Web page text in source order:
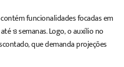
funcionalidades focadas em
13 semanas. Logo, o auxílio no
que demanda projeções